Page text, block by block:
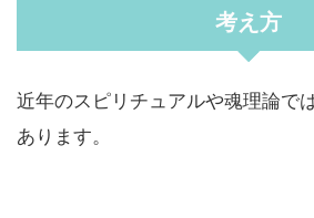
考え方
近年のスピリチュアルや魂理論で
あります。